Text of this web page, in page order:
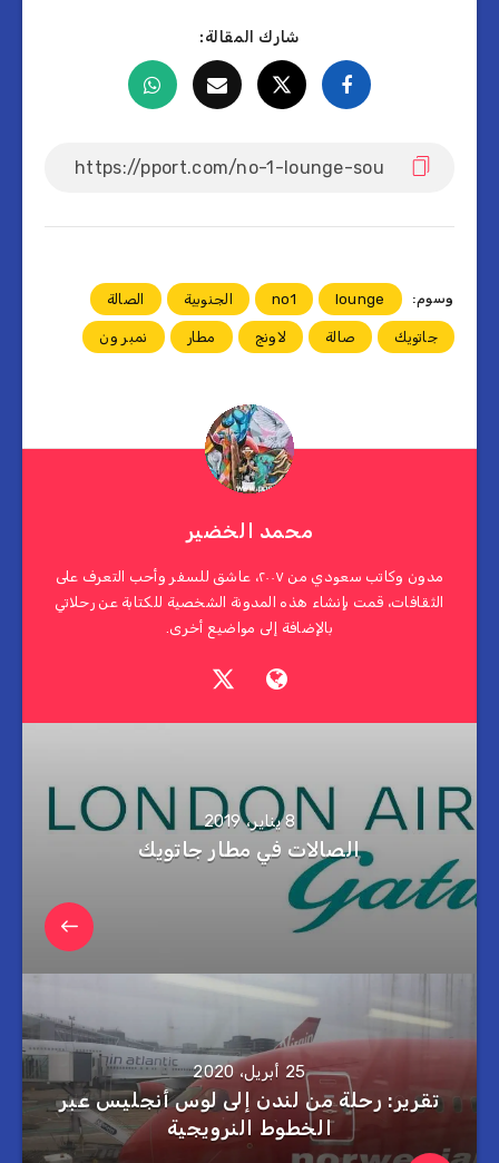
شارك المقالة:
وسوم: lounge
no1 الجنوبية الصالة
جاتويك صالة لاونج مطار نمبر ون
محمد الخضير
مدون وكاتب سعودي من ٢٠٠٧، عاشق للسفر وأحب التعرف على
الثقافات، قمت بإنشاء هذه المدونة الشخصية للكتابة عن رحلاتي
بالإضافة إلى مواضيع أخرى.
8 يناير، 2019
الصالات في مطار جاتويك
25 أبريل، 2020
تقرير: رحلة من لندن إلى لوس أنجليس عبر
الخطوط النرويجية